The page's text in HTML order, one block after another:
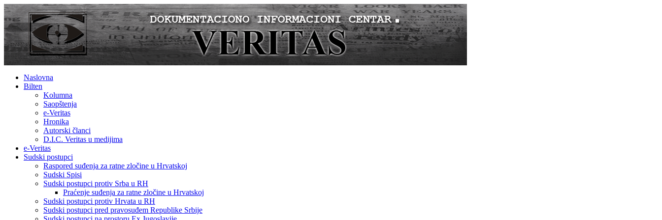
Naslovna
Bilten
Kolumna
Saopštenja
e-Veritas
Hronika
Autorski članci
D.I.C. Veritas u medijima
e-Veritas
Sudski postupci
Raspored suđenja za ratne zločine u Hrvatskoj
Sudski Spisi
Sudski postupci protiv Srba u RH
Praćenje suđenja za ratne zločine u Hrvatskoj
Sudski postupci protiv Hrvata u RH
Sudski postupci pred pravosuđem Republike Srbije